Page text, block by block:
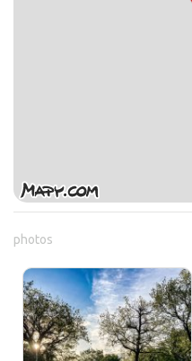
photos